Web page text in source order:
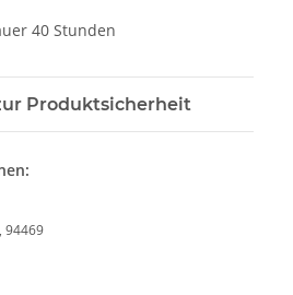
40 Stunden
Produktsicherheit
94469